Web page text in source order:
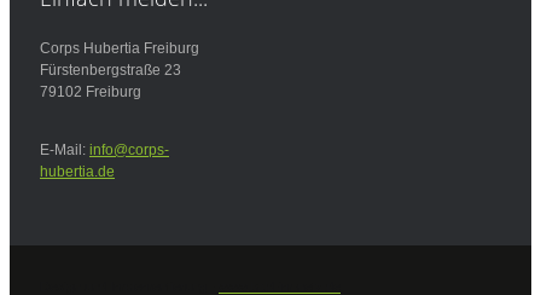
Corps Hubertia Freiburg
Fürstenbergstraße 23
79102 Freiburg
E-Mail: info@corps-
hubertia.de